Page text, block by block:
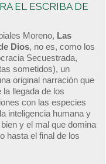
EL ESCRIBA DE
Moreno, Las
Dios, no es, como los
Secuestrada,
sometidos), un
original narración que
llegada de los
con las especies
inteligencia humana y
y el mal que domina
hasta el final de los